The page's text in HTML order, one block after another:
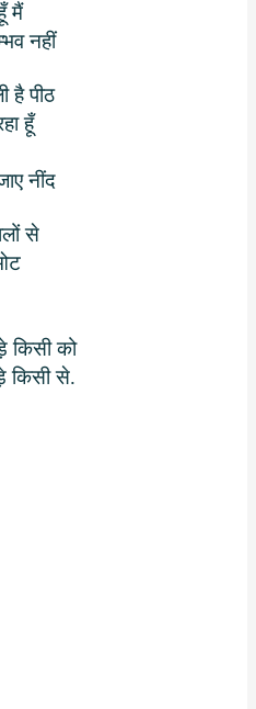
मैं
नहीं
है पीठ
हूँ
नींद
से
किसी को
किसी से.